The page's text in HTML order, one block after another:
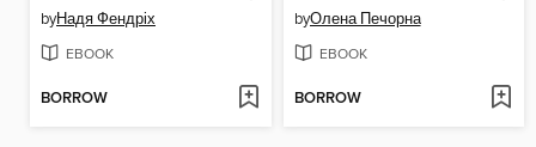
byНадя Фендріх
EBOOK
BORROW
byОлена Печорна
EBOOK
BORROW